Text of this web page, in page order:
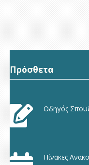
Πρόσθετα
Οδηγός
Πίνακες